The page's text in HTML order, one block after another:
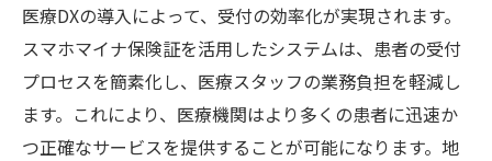
医療DXの導入によって、受付の効率化が実現されます。
スマホマイナ保険証を活用したシステムは、患者の受付
プロセスを簡素化し、医療スタッフの業務負担を軽減し
ます。これにより、医療機関はより多くの患者に迅速か
つ正確なサービスを提供することが可能になります。地